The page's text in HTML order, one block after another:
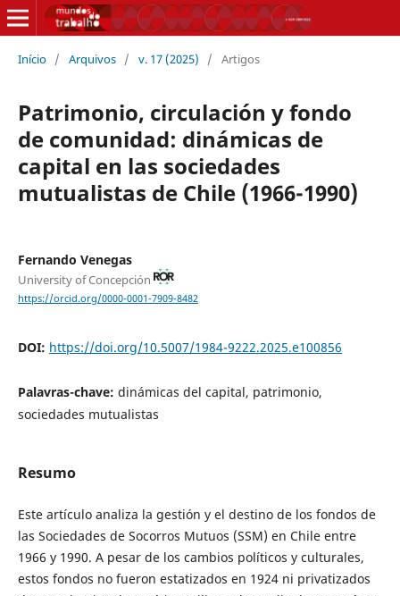
Início / Arquivos / v. 17 (2025) / Artigos
Patrimonio, circulación y fondo
de comunidad: dinámicas de
capital en las sociedades
mutualistas de Chile (1966-1990)
Fernando Venegas
University of Concepción
https://orcid.org/0000-0001-7909-8482
DOI: https://doi.org/10.5007/1984-9222.2025.e100856
Palavras-chave: dinámicas del capital, patrimonio,
sociedades mutualistas
Resumo
Este artículo analiza la gestión y el destino de los fondos de
las Sociedades de Socorros Mutuos (SSM) en Chile entre
1966 y 1990. A pesar de los cambios políticos y culturales,
estos fondos no fueron estatizados en 1924 ni privatizados